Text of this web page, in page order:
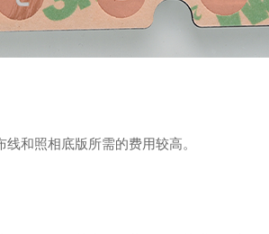
和照相底版所需的费用较高。